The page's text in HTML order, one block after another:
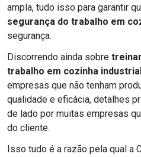
ampla, tudo isso para garantir
segurança do trabalho em
segurança.
Discorrendo ainda sobre
trabalho em cozinha industrial
empresas que não tenham
qualidade e eficácia, detalhes
de lado por muitas empresas
do cliente.
Isso tudo é a razão pela qual a